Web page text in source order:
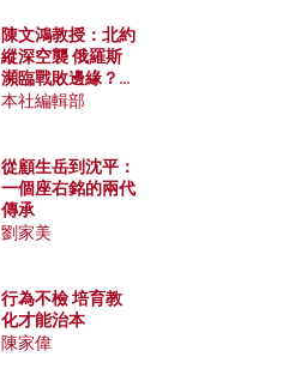
陳文鴻教授：北約
縱深空襲 俄羅斯
瀕臨戰敗邊緣？中
國零部件能左右戰
本社編輯部
從顧生岳到沈平：
一個座右銘的兩代
傳承
劉家美
行為不檢 培育教
化才能治本
陳家偉